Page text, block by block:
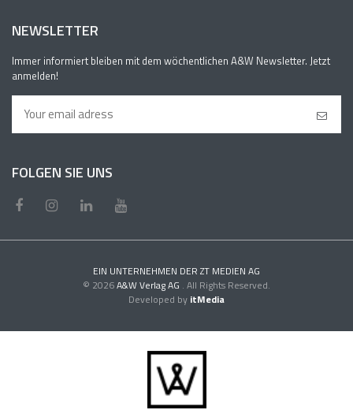
NEWSLETTER
Immer informiert bleiben mit dem wöchentlichen A&W Newsletter. Jetzt
anmelden!
FOLGEN SIE UNS
EIN UNTERNEHMEN DER ZT MEDIEN AG
© 2026A&W Verlag AG . All Rights Reserved.
Developed by itMedia